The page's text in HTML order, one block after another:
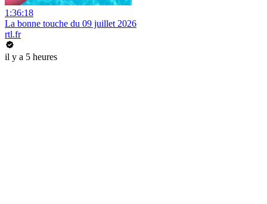
1:36:18
La bonne touche du 09 juillet 2026
rtl.fr
il y a 5 heures